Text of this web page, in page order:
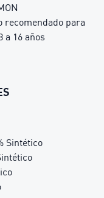
recomendado para
a 16 años
Sintético